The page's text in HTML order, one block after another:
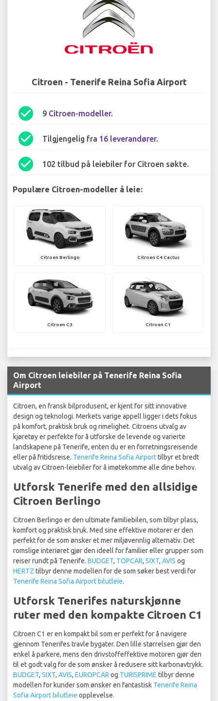
Citroen - Tenerife Reina Sofia Airport
check_circle 9 Citroen-modeller.
check_circle Tilgjengelig fra 16 leverandører.
check_circle 102 tilbud på leiebiler for Citroen søkte.
Populære Citroen-modeller å leie:
Citroen Berlingo Citroen C4 Cactus
Citroen C3 Citroen C1
Om Citroen leiebiler på Tenerife Reina Sofia
Airport
Citroen, en fransk bilprodusent, er kjent for sitt innovative
design og teknologi. Merkets varige appell ligger i dets fokus
på komfort, praktisk bruk og rimelighet. Citroens utvalg av
kjøretøy er perfekte for å utforske de levende og varierte
landskapene på Tenerife, enten du er en forretningsreisende
eller på fritidsreise. Tenerife Reina Sofia Airporttilbyr et bredt
utvalg av Citroen-leiebiler for å imøtekomme alle dine behov.
Utforsk Tenerife med den allsidige
Citroen Berlingo
Citroen Berlingo er den ultimate familiebilen, som tilbyr plass,
komfort og praktisk bruk. Med sine effektive motorer er den
perfekt for de som ønsker et mer miljøvennlig alternativ. Det
romslige interiøret gjør den ideell for familier eller grupper som
reiser rundt på Tenerife. BUDGET, TOPCAR, SIXT, AVIS og
HERTZ tilbyr denne modellen for de som søker best verdi for
Tenerife Reina Sofia Airport bilutleie.
Utforsk Tenerifes naturskjønne
ruter med den kompakte Citroen C1
Citroen C1 er en kompakt bil som er perfekt for å navigere
gjennom Tenerifes travle bygater. Den lille størrelsen gjør den
enkel å parkere, mens den drivstoffeffektive motoren gjør den
til et godt valg for de som ønsker å redusere sitt karbonavtrykk.
BUDGET, SIXT, AVIS, EUROPCAR og TURISPRIME tilbyr denne
modellen for kunder som ønsker en fantastisk Tenerife Reina
Sofia Airport bilutleie opplevelse.